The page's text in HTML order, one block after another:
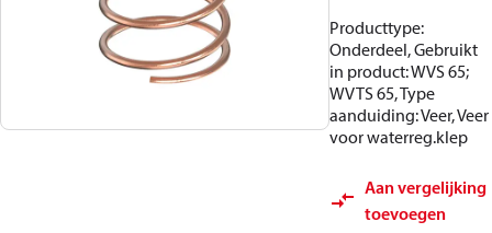
Producttype:
Onderdeel, Gebruikt
in product: WVS 65;
WVTS 65, Type
aanduiding: Veer, Veer
voor waterreg.klep
Aan vergelijking
toevoegen